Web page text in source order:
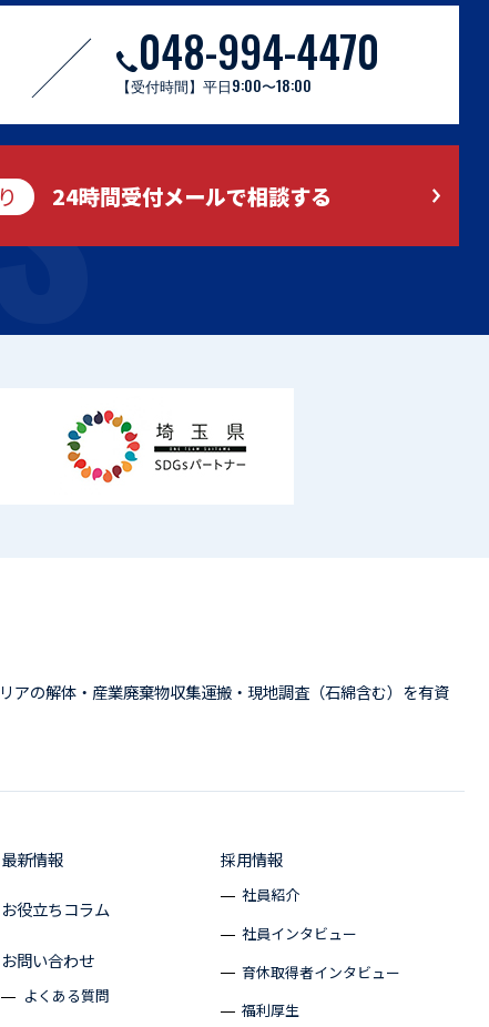
048-994-4470
【受付時間】平日9:00〜18:00
24時間受付メールで相談する
アの解体・産業廃棄物収集運搬・現地調査（石綿含む）を有資
最新情報
お役立ちコラム
お問い合わせ
よくある質問
採用情報
社員紹介
社員インタビュー
育休取得者インタビュー
福利厚生